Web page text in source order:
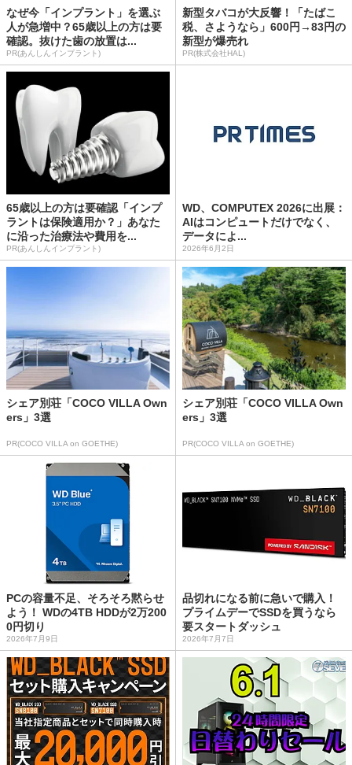
なぜ今「インプラント」を選ぶ
人が急増中？65歳以上の方は要
確認。抜けた歯の放置は...
PR(あんしんインプラント)
新型タバコが大反響！「たばこ
税、さようなら」600円→83円の
新型が爆売れ
PR(株式会社HAL)
65歳以上の方は要確認「インプ
ラントは保険適用か？」あなた
に沿った治療法や費用を...
PR(あんしんインプラント)
WD、COMPUTEX 2026に出展：
AIはコンピュートだけでなく、
データによ...
2026年6月2日
シェア別荘「COCO VILLA Own
ers」3選
PR(COCO VILLA on GOETHE)
シェア別荘「COCO VILLA Own
ers」3選
PR(COCO VILLA on GOETHE)
PCの容量不足、そろそろ黙らせ
よう！ WDの4TB HDDが2万200
0円切り
2026年7月9日
品切れになる前に急いで購入！
プライムデーでSSDを買うなら
要スタートダッシュ
2026年7月7日